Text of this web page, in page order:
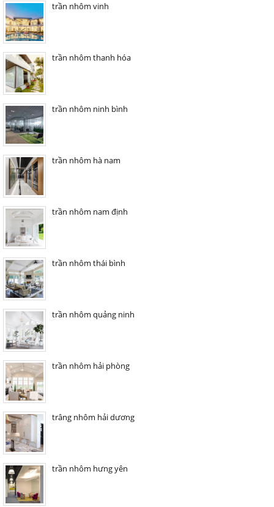
trần nhôm vinh
trần nhôm thanh hóa
trần nhôm ninh bình
trần nhôm hà nam
trần nhôm nam định
trần nhôm thái bình
trần nhôm quảng ninh
trần nhôm hải phòng
trâng nhôm hải dương
trần nhôm hưng yên